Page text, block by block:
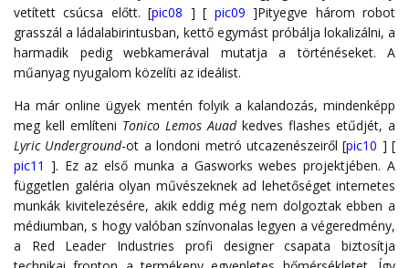
vetített csúcsa előtt. [pic08 ] [ pic09 ]Pityegve három robot
grasszál a ládalabirintusban, kettő egymást próbálja lokalizálni, a
harmadik pedig webkamerával mutatja a történéseket. A
műanyag nyugalom közelíti az ideálist.
Ha már online ügyek mentén folyik a kalandozás, mindenképp
meg kell említeni Tonico Lemos Auadkedves flashes etűdjét, a
Lyric Underground-ot a londoni metró utcazenészeiről [pic10 ] [
pic11 ]. Ez az első munka a Gasworks webes projektjében. A
független galéria olyan művészeknek ad lehetőséget internetes
munkák kivitelezésére, akik eddig még nem dolgoztak ebben a
médiumban, s hogy valóban színvonalas legyen a végeredmény,
a Red Leader Industries profi designer csapata biztosítja